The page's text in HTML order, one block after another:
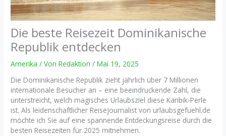
Die beste Reisezeit Dominikanische
Republik entdecken
Amerika / VonRedaktion/Mai 19, 2025
Die Dominikanische Republik zieht jährlich über 7 Millionen
internationale Besucher an – eine beeindruckende Zahl, die
unterstreicht, welch magisches Urlaubsziel diese Karibik-Perle
ist. Als leidenschaftlicher Reisejournalist von urlaubsgefuehl.de
möchte ich Sie auf eine spannende Entdeckungsreise durch die
besten Reisezeiten für 2025 mitnehmen.